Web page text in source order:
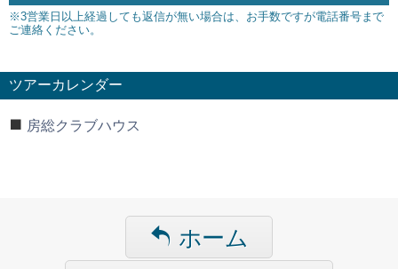
※3営業日以上経過しても返信が無い場合は、お手数ですが電話番号まで
ご連絡ください。
ツアーカレンダー
房総クラブハウス
ホーム